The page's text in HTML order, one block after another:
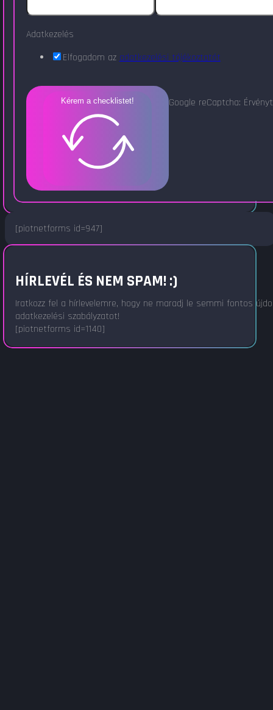
Adatkezelés
Elfogadom azadatkezelési tájékoztatót
Kérem a checklistet! Google reCaptcha:
[piotnetforms id=947]
HÍRLEVÉL ÉS NEM SPAM! :)
Iratkozz fel a hírlevelemre, hogy ne maradj le semmi fontos
adatkezelési szabályzatot!
[piotnetforms id=1140]